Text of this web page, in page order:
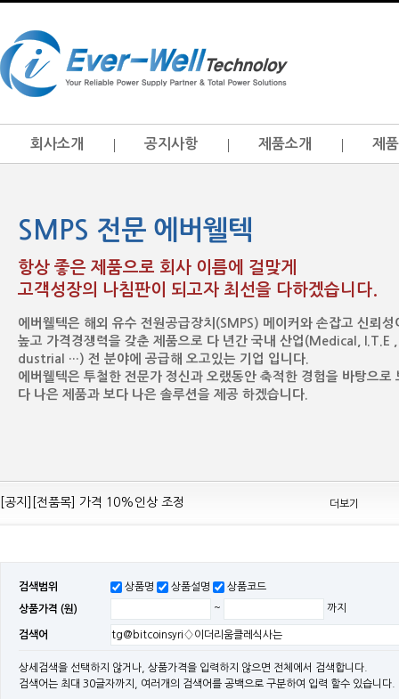
회사소개 공지사항 제품소개 제
SMPS 전문 에버웰텍
항상 좋은 제품으로 회사 이름에 걸맞게
고객성장의 나침판이 되고자 최선을 다하겠습니다.
에버웰텍은 해외 유수 전원공급장치(SMPS) 메이커와 손잡고 신뢰성
높고 가격경쟁력을 갖춘 제품으로 다 년간 국내 산업(Medical, I.T.E
dustrial …) 전 분야에 공급해 오고있는 기업 입니다.
에버웰텍은 투철한 전문가 정신과 오랬동안 축적한 경험을 바탕으로
다 나은 제품과 보다 나은 솔루션을 제공 하겠습니다.
[공지][Mean Well 제품 전품목] 10% 가격 인하 조정
[공지][전품목] 가격 10%인상 조정
[공지][민웰] 전품목 가격 조정의건
[민웰] RS 모델 출시
[공지]SMPS 저가형 [기획상품] 출시
[공지]12W~300W Medical Adapter"2017 NEW MODEL"[ADT] 출시
[공지][민웰] [민웰] 인버터 "정현파 / 유사 정현파" 시리즈 제품을 출시
[공지][민웰] LED 방수형 (CLG / CEN / HLG)시리즈 제품 출시
더보기
검색범위 상품명 상품설명 상품코드
상품가격 (원) ~ 까지
검색어
상세검색을 선택하지 않거나, 상품가격을 입력하지 않으면 전체에서 검색합니다.
검색어는 최대 30글자까지, 여러개의 검색어를 공백으로 구분하여 입력 할수 있습니다.